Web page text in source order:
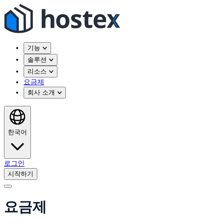
기능
솔루션
리소스
요금제
회사 소개
한국어
로그인
시작하기
요금제